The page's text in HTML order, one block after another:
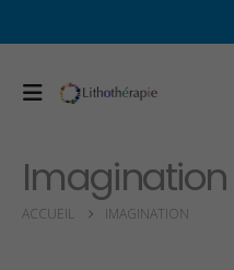
Imagination
ACCUEIL IMAGINATION